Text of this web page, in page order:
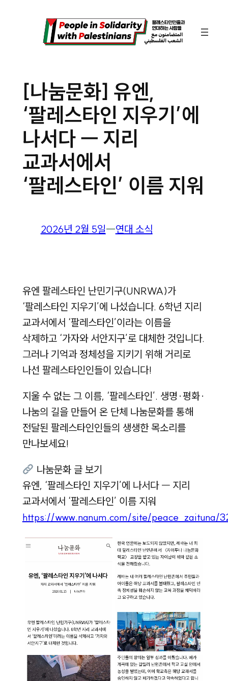
[나눔문화] 유엔,
‘팔레스타인 지우기’에
나서다 ㅡ 지리
교과서에서
‘팔레스타인’ 이름 지워
2026년 2월 5일―연대 소식
유엔 팔레스타인 난민기구(UNRWA)가
‘팔레스타인 지우기’에 나섰습니다. 6학년 지리
교과서에서 ‘팔레스타인’이라는 이름을
삭제하고 ‘가자와 서안지구’로 대체한 것입니다.
그러나 기억과 정체성을 지키기 위해 거리로
나선 팔레스타인인들이 있습니다!
지울 수 없는 그 이름, ‘팔레스타인’. 생명·평화·
나눔의 길을 만들어 온 단체 나눔문화를 통해
전달된 팔레스타인인들의 생생한 목소리를
만나보세요!
나눔문화 글 보기
유엔, ‘팔레스타인 지우기’에 나서다 ㅡ 지리
교과서에서 ‘팔레스타인’ 이름 지워
https://www.nanum.com/site/peace_zaituna/